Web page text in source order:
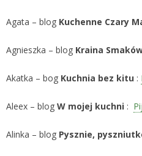
Agata – blog Kuchenne Czary
Agnieszka – blog Kraina
Akatka – bog Kuchnia bez kitu :
Aleex – blog W mojej kuchni :
Alinka – blog Pysznie,